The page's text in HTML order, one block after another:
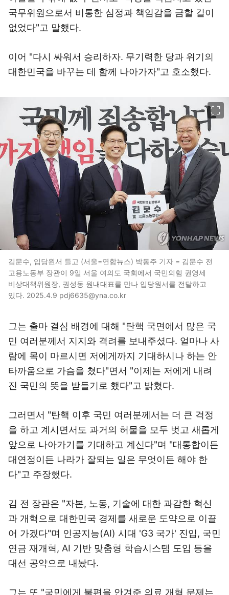
국무위원으로서 비통한 심정과 책임감을 금할 길이
없었다"고 말했다.
이어 "다시 싸워서 승리하자. 무기력한 당과 위기의
대한민국을 바꾸는 데 함께 나아가자"고 호소했다.
김문수, 입당원서 들고 (서울=연합뉴스) 박동주 기자 = 김문수 전
고용노동부 장관이 9일 서울 여의도 국회에서 국민의힘 권영세
비상대책위원장, 권성동 원내대표를 만나 입당원서를 전달하고
있다. 2025.4.9 pdj6635@yna.co.kr
그는 출마 결심 배경에 대해 "탄핵 국면에서 많은 국
민 여러분께서 지지와 격려를 보내주셨다. 얼마나 사
람에 목이 마르시면 저에게까지 기대하시나 하는 안
타까움으로 가슴을 쳤다"면서 "이제는 저에게 내려
진 국민의 뜻을 받들기로 했다"고 밝혔다.
그러면서 "탄핵 이후 국민 여러분께서는 더 큰 걱정
을 하고 계시면서도 과거의 허물을 모두 벗고 새롭게
앞으로 나아가기를 기대하고 계신다"며 "대통합이든
대연정이든 나라가 잘되는 일은 무엇이든 해야 한
다"고 주장했다.
김 전 장관은 "자본, 노동, 기술에 대한 과감한 혁신
과 개혁으로 대한민국 경제를 새로운 도약으로 이끌
어 가겠다"며 인공지능(AI) 시대 'G3 국가' 진입, 국민
연금 재개혁, AI 기반 맞춤형 학습시스템 도입 등을
대선 공약으로 내놨다.
그는 또 "국민에게 불편을 안겨준 의료 개혁 문제는